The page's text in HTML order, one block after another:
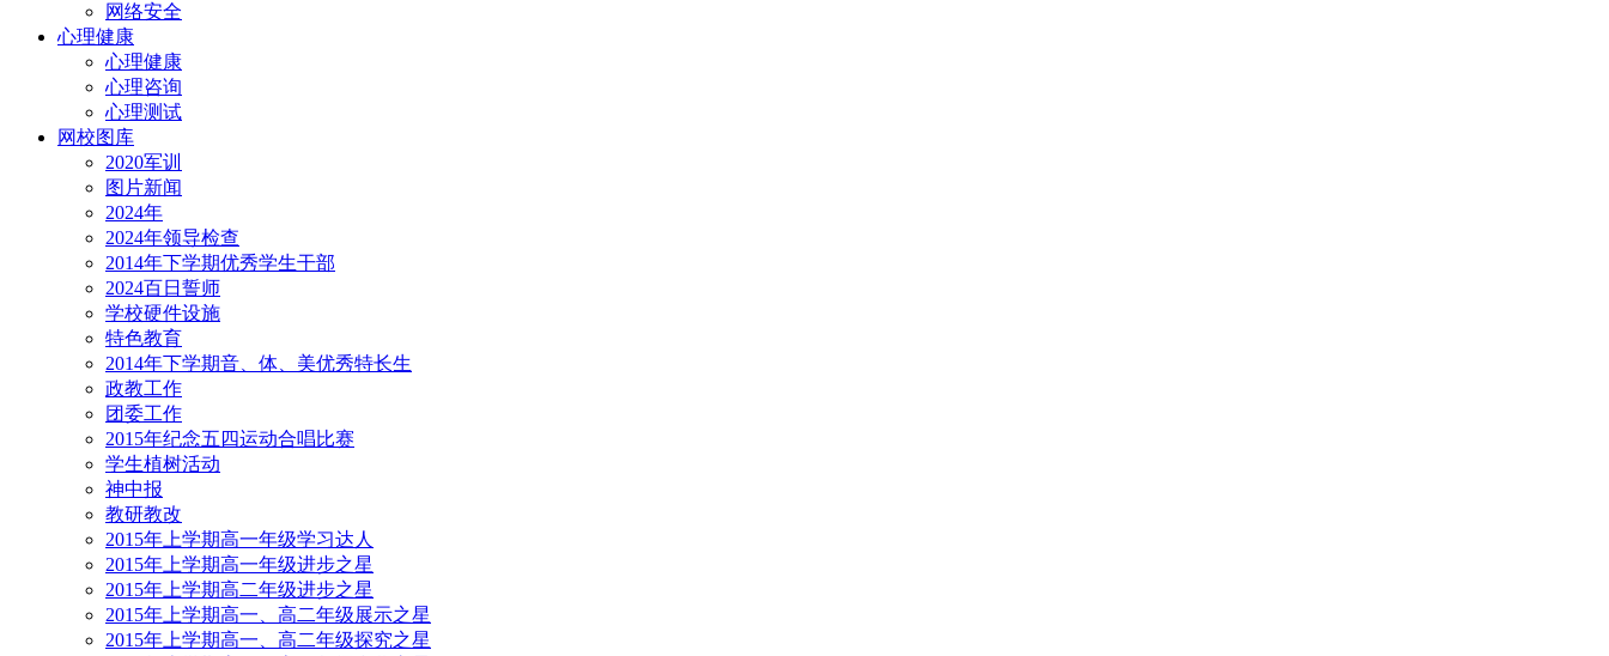
网络安全
心理健康
心理健康
心理咨询
心理测试
网校图库
2020军训
图片新闻
2024年
2024年领导检查
2014年下学期优秀学生干部
2024百日誓师
学校硬件设施
特色教育
2014年下学期音、体、美优秀特长生
政教工作
团委工作
2015年纪念五四运动合唱比赛
学生植树活动
神中报
教研教改
2015年上学期高一年级学习达人
2015年上学期高一年级进步之星
2015年上学期高二年级进步之星
2015年上学期高一、高二年级展示之星
2015年上学期高一、高二年级探究之星